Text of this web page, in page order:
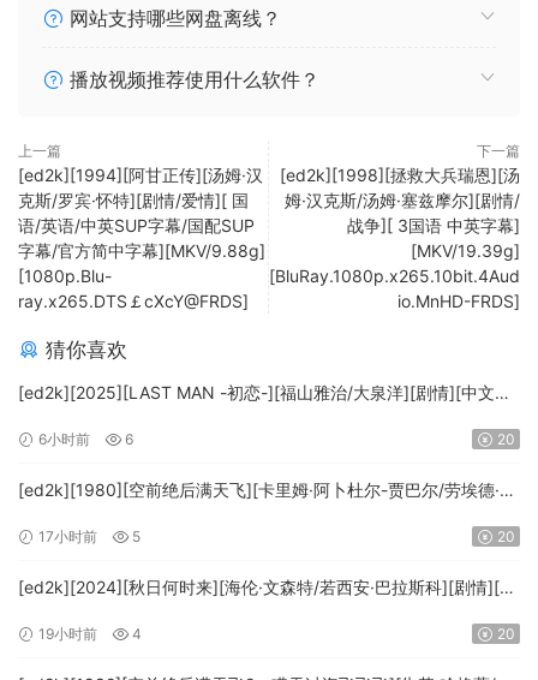
网站支持哪些网盘离线？
播放视频推荐使用什么软件？
上一篇
[ed2k][1994][阿甘正传][汤姆·汉
克斯/罗宾·怀特][剧情/爱情][ 国
语/英语/中英SUP字幕/国配SUP
字幕/官方简中字幕][MKV/9.88g]
[1080p.Blu-
ray.x265.DTS￡cXcY@FRDS]
下一篇
[ed2k][1998][拯救大兵瑞恩][汤
姆·汉克斯/汤姆·塞兹摩尔][剧情/
战争][ 3国语 中英字幕]
[MKV/19.39g]
[BluRay.1080p.x265.10bit.4Aud
io.MnHD-FRDS]
猜你喜欢
[ed2k][2025][LAST MAN -初恋-][福山雅治/大泉洋][剧情][中文字
6小时前 6 20
[ed2k][1980][空前绝后满天飞][卡里姆·阿卜杜尔-贾巴尔/劳埃德·布
HD.MA5.1.x265.10bit-BeiTai]
17小时前 5 20
[ed2k][2024][秋日何时来][海伦·文森特/若西安·巴拉斯科][剧情][中
FRDS]
19小时前 4 20